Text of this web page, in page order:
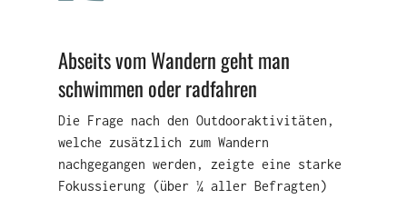
Abseits vom Wandern geht man
schwimmen oder radfahren
Die Frage nach den Outdooraktivitäten,
welche zusätzlich zum Wandern
nachgegangen werden, zeigte eine starke
Fokussierung (über ¼ aller Befragten)